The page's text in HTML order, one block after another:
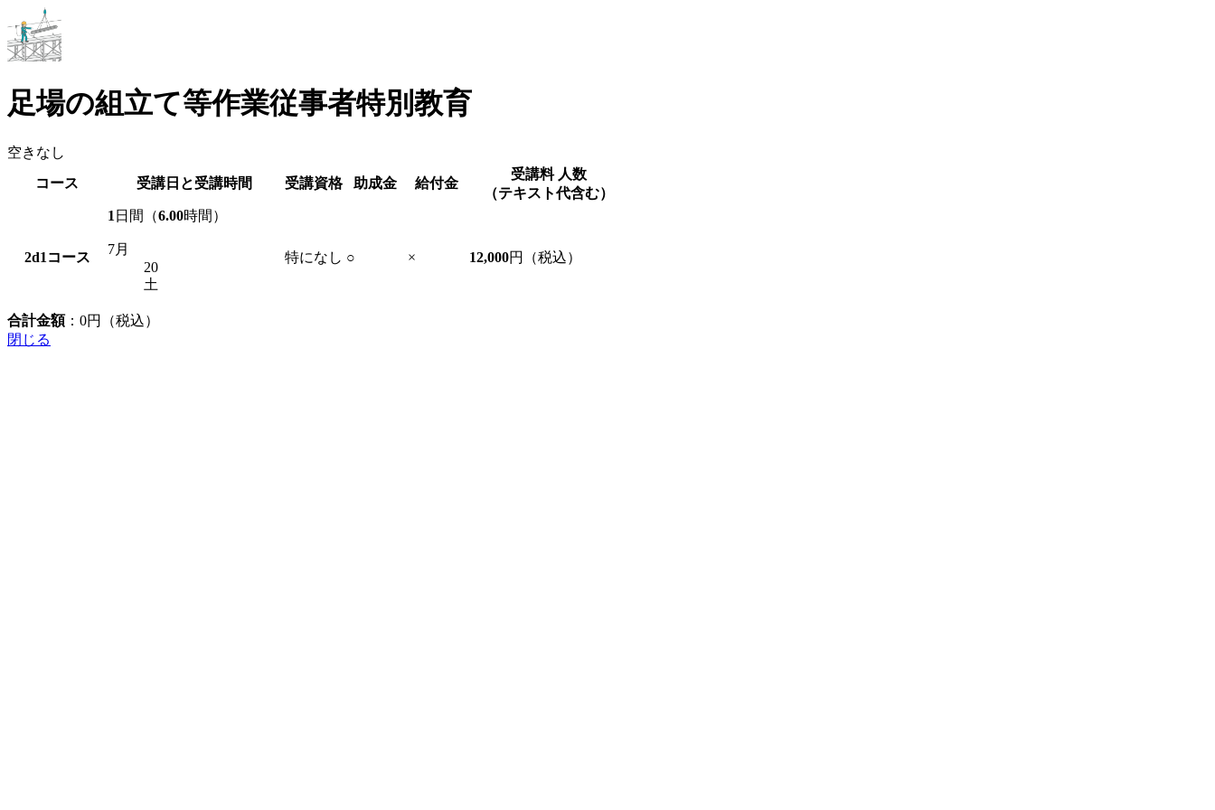
足場の組立て等作業従事者特別教育
空きなし
コース
受講日と受講時間 受講資格 助成金 給付金
受講料 人数
（テキスト代含む）
2d1 コース
1 日間（6.00時間）
7月
20
土
特になし ○ × 12,000円（税込）
合計金額： 0円（税込）
閉じる